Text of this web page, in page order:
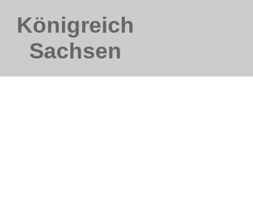
Königreich
Sachsen